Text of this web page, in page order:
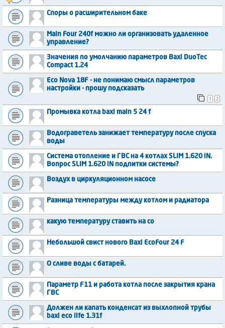
Споры о расширительном баке
Main Four 240f можно ли организовать удаленное
управление?
Значения по умолчанию параметров Baxi DuoTec
Compact 1.24
Eco Nova 18F - не понимаю смысл параметров
настройки - прошу подсказать
1
2
Промывка котла baxi main 5 24 f
Водограветель занижает температуру после спуска
воды
Система отопление и ГВС на 4 котлах SLIM 1.620 iN.
Вопрос SLIM 1.620 iN подпитки системы?
Воздух в циркуляционном насосе
Разница температуры между котлом и радиатора
какую температуру ставить на со
Небольшой свист нового Baxi EcoFour 24 F
О сливе воды с батарей.
Параметр F11 и работа котла после закрытия крана
ГВС
Должен ли капать конденсат из выхлопной трубы
baxi eco life 1.31f